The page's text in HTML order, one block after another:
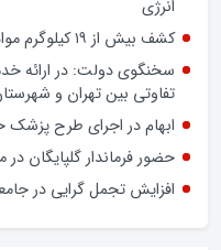
افزایش تعرفه دندانپزشکی
نوروز در بازار گلپایگان/ فیلم
اسراف در مصرف سوخت در
انرژی
کشف بیش از ۱۹ کیلوگرم مواد مخدر در گلپایگان
سخنگوی دولت: در ارائه
تفاوتی بین تهران و